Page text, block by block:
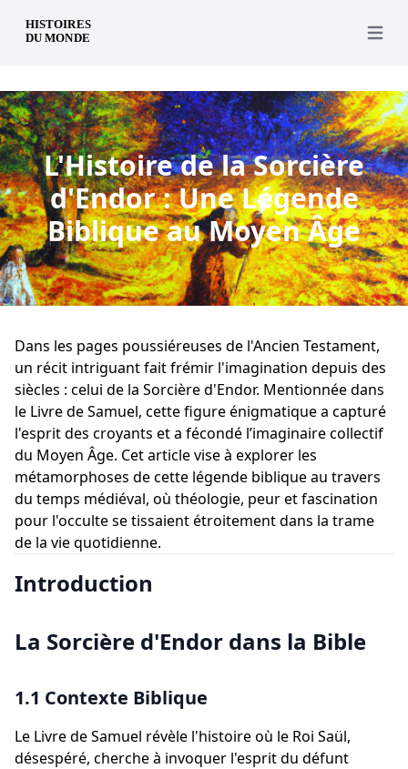
Open
L'Histoire de la Sorcière
d'Endor : Une Légende
Biblique au Moyen Âge
Dans les pages poussiéreuses de l'Ancien Testament,
un récit intriguant fait frémir l'imagination depuis des
siècles : celui de la Sorcière d'Endor. Mentionnée dans
le Livre de Samuel, cette figure énigmatique a capturé
l'esprit des croyants et a fécondé l’imaginaire collectif
du Moyen Âge. Cet article vise à explorer les
métamorphoses de cette légende biblique au travers
du temps médiéval, où théologie, peur et fascination
pour l'occulte se tissaient étroitement dans la trame
de la vie quotidienne.
Introduction
La Sorcière d'Endor dans la Bible
1.1 Contexte Biblique
Le Livre de Samuel révèle l'histoire où le Roi Saül,
désespéré, cherche à invoquer l'esprit du défunt